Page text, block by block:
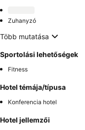
Zuhanyzó
Több mutatása
Sportolási lehetőségek
Fitness
Hotel témája/típusa
Konferencia hotel
Hotel jellemzői